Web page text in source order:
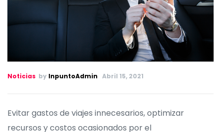
Noticias by InpuntoAdmin Abril 15, 2021
Evitar gastos de viajes innecesarios, optimizar
recursos y costos ocasionados por el